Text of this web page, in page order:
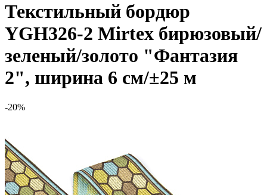
Текстильный бордюр
YGH326-2 Mirtex бирюзовый/
зеленый/золото "Фантазия
2", ширина 6 см/±25 м
-20%